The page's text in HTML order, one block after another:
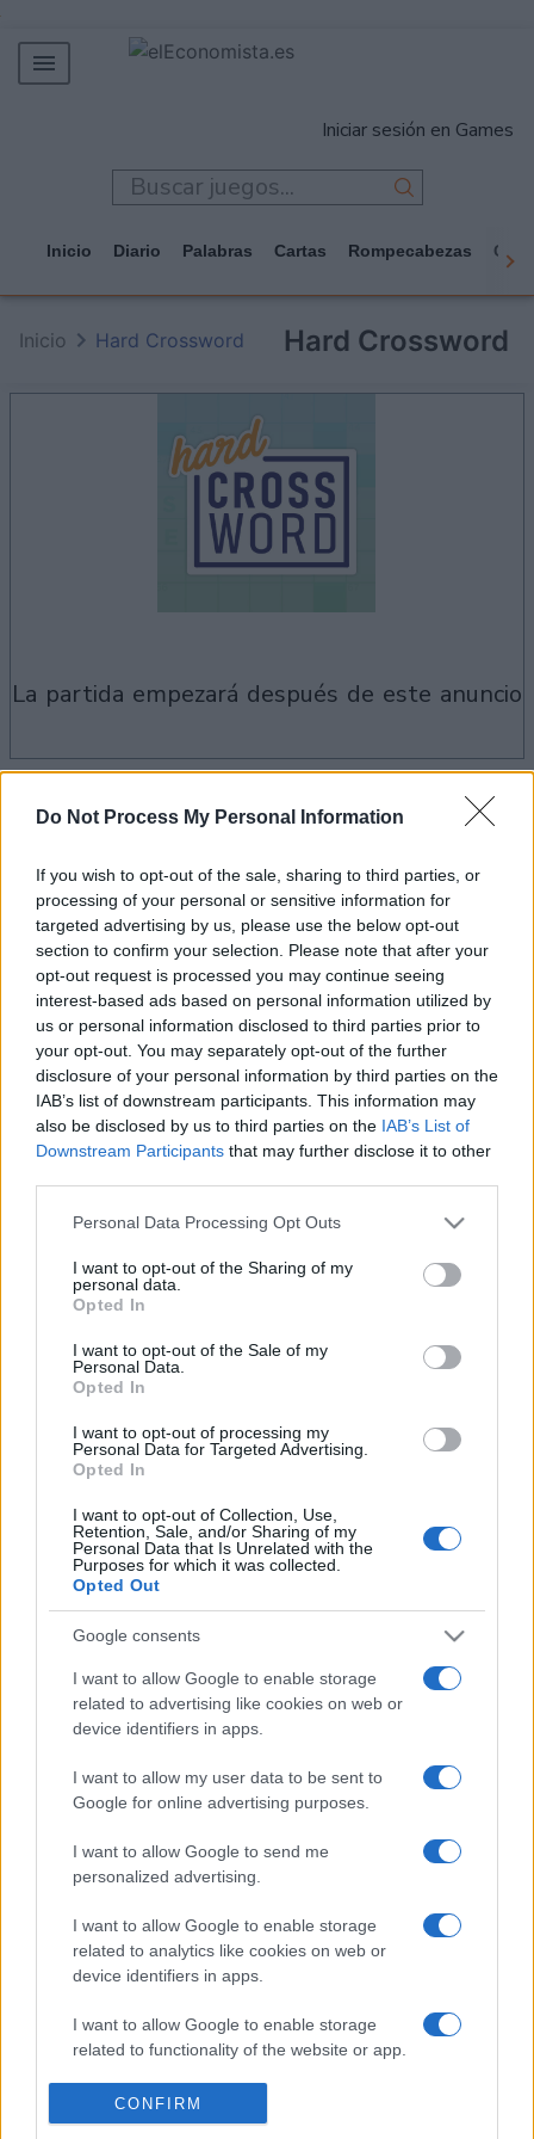
Do Not Process My Personal Information
If you wish to opt-out of the sale, sharing to third parties, or
processing of your personal or sensitive information for
targeted advertising by us, please use the below opt-out
section to confirm your selection. Please note that after your
opt-out request is processed you may continue seeing
interest-based ads based on personal information utilized by
us or personal information disclosed to third parties prior to
your opt-out. You may separately opt-out of the further
disclosure of your personal information by third parties on the
IAB’s list of downstream participants. This information may
also be disclosed by us to third parties on the IAB’s List of
Downstream Participants that may further disclose it to other
Please note that this website/app uses one or more Google
not limited to your visit or usage behaviour. You may click to
grant or deny consent to Google and its third-party tags to
use your data for below specified purposes in below Google
consent section.
Personal Data Processing Opt Outs
I want to opt-out of the Sharing of my
personal data.
Opted In
I want to opt-out of the Sale of my
Personal Data.
Opted In
I want to opt-out of processing my
Personal Data for Targeted Advertising.
Opted In
I want to opt-out of Collection, Use,
Retention, Sale, and/or Sharing of my
Personal Data that Is Unrelated with the
Purposes for which it was collected.
Opted Out
Google consents
I want to allow Google to enable storage
related to advertising like cookies on web or
device identifiers in apps.
I want to allow my user data to be sent to
Google for online advertising purposes.
I want to allow Google to send me
personalized advertising.
I want to allow Google to enable storage
related to analytics like cookies on web or
device identifiers in apps.
I want to allow Google to enable storage
related to functionality of the website or app.
I want to allow Google to enable storage
related to personalization.
CONFIRM
MERCADOS
TECNOLOGÍA
JUEGOS
Iniciar sesión en Games
Inicio Diario Palabras Cartas Rompecabezas
Hard Crossword
Inicio Hard Crossword
la partida empezará después de este anuncio
Si juegas a Hard Crossword, también
podría gustarte:
Ver todos
Récords
Hoy
Podrías ser tú ACCESO
Hard Crossword Descripción
¡Diseñado especialmente para los aficionados a los
crucigramas que buscan un desafío mental diario muy
exigente!
Disfruta perfeccionando tus habilidades con este
crucigrama diario gratuito editado por Stan Newman, el
mayor experto estadounidense en perfeccionar
crucigramas para lograr un alto nivel de dificultad, pero
con justicia. Cada uno de los Crucigramas Difíciles de
muchos juegos de palabras sutiles y pistas falsas, y
requiere un amplio conocimiento general. Así que no
crucigramas online gratuitos realmente difíciles!
Cada crucigrama es un ejercicio mental, con pistas que
te harán pensar de forma creativa.
Necesitarás un razonamiento agudo y un vocabulario
sólido para descifrar las pistas más difíciles.
A medida que resuelvas cada crucigrama, mejorarás tu